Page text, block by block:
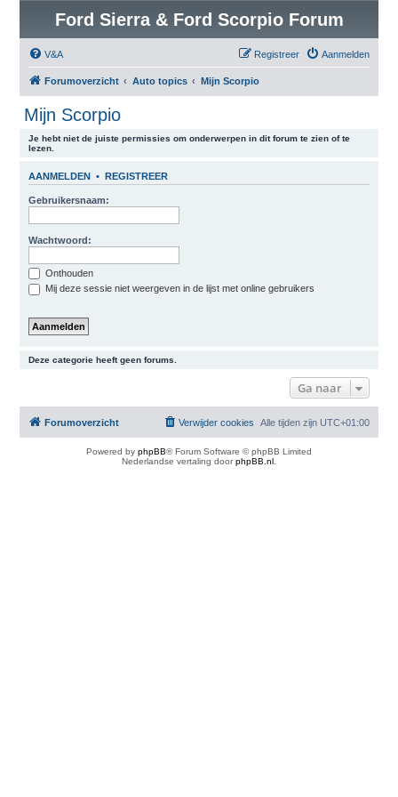
Ford Sierra & Ford Scorpio Forum
V&A Aanmelden
Registreer
Forumoverzicht Auto topics Mijn Scorpio
Mijn Scorpio
Je hebt niet de juiste permissies om onderwerpen in dit forum te zien of te
lezen.
AANMELDEN • REGISTREER
Gebruikersnaam:
Wachtwoord:
Onthouden
Mij deze sessie niet weergeven in de lijst met online gebruikers
Deze categorie heeft geen forums.
Ga naar
Forumoverzicht Alle tijden zijn UTC+01:00
Verwijder cookies
Powered by phpBB® Forum Software © phpBB Limited
Nederlandse vertaling doorphpBB.nl